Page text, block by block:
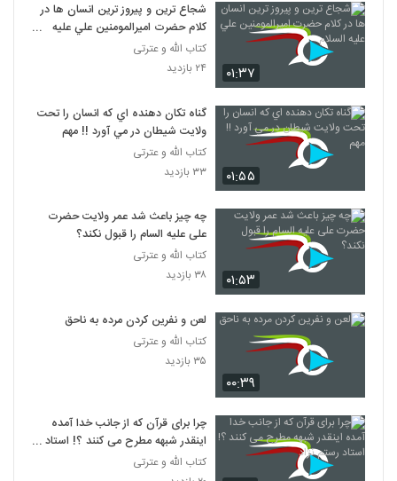
۰۱:۳۷
شجاع ترين و پيروز ترين انسان ها در
کلام حضرت اميرالمومنين علي عليه
السلام
کتاب الله و عترتی
۲۴ بازدید
۰۱:۵۵
گناه تکان دهنده اي که انسان را تحت
ولايت شيطان در مي آورد !! مهم
کتاب الله و عترتی
۳۳ بازدید
۰۱:۵۳
چه چیز باعث شد عمر ولایت حضرت
علی علیه السام را قبول نکند؟
کتاب الله و عترتی
۳۸ بازدید
۰۰:۳۹
لعن و نفرين کردن مرده به ناحق
کتاب الله و عترتی
۳۵ بازدید
چرا برای قرآن که از جانب خدا آمده
اینقدر شبهه مطرح می کنند ؟! استاد
رستم نژاد
کتاب الله و عترتی